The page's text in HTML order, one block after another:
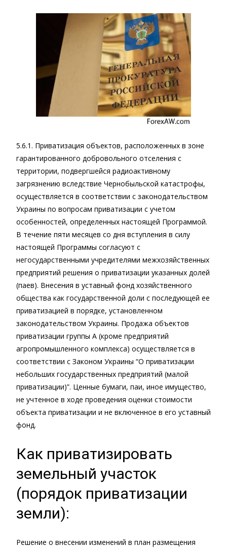
5.6.1. Приватизация объектов, расположенных в зоне
гарантированного добровольного отселения с
территории, подвергшейся радиоактивному
загрязнению вследствие Чернобыльской катастрофы,
осуществляется в соответствии с законодательством
Украины по вопросам приватизации с учетом
особенностей, определенных настоящей Программой.
В течение пяти месяцев со дня вступления в силу
настоящей Программы согласуют с
негосударственными учредителями межхозяйственных
предприятий решения о приватизации указанных долей
(паев). Внесения в уставный фонд хозяйственного
общества как государственной доли с последующей ее
приватизацией в порядке, установленном
законодательством Украины. Продажа объектов
приватизации группы А (кроме предприятий
агропромышленного комплекса) осуществляется в
соответствии с Законом Украины “О приватизации
небольших государственных предприятий (малой
приватизации)”. Ценные бумаги, паи, иное имущество,
не учтенное в ходе проведения оценки стоимости
объекта приватизации и не включенное в его уставный
фонд.
Как приватизировать
земельный участок
(порядок приватизации
земли):
Решение о внесении изменений в план размещения